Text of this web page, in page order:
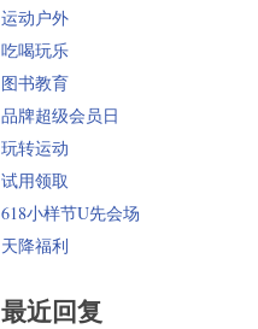
运动户外
吃喝玩乐
图书教育
品牌超级会员日
玩转运动
试用领取
618小样节U先会场
天降福利
最近回复